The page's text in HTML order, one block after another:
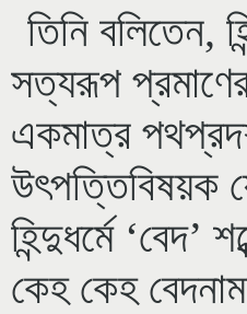
তিনি বলিতেন,
সত্যরূপ
একমাত্র
উৎপত্তিবিষয়ক
হিন্দুধর্মে
কেহ কেহ